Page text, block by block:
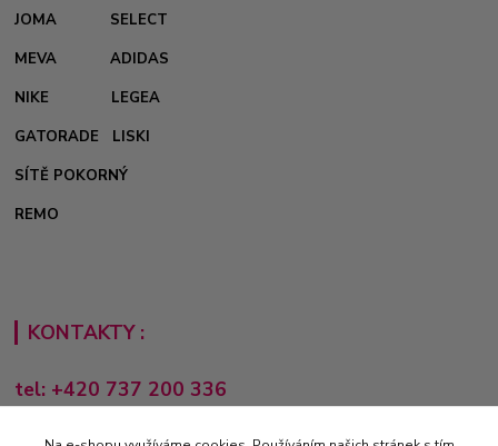
JOMA
SELECT
MEVA
ADIDAS
NIKE
LEGEA
GATORADE
LISKI
SÍTĚ POKORNÝ
REMO
KONTAKTY :
tel: +420 737 200 336
Pondělí-Pátek: 8 - 17 hodin